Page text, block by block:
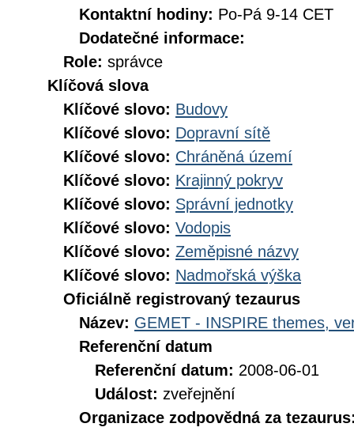
Kontaktní hodiny: Po-Pá 9-14 CET
Dodatečné informace:
Role: správce
Klíčová slova
Klíčové slovo: Budovy
Klíčové slovo: Dopravní sítě
Klíčové slovo: Chráněná území
Klíčové slovo: Krajinný pokryv
Klíčové slovo: Správní jednotky
Klíčové slovo: Vodopis
Klíčové slovo: Zeměpisné názvy
Klíčové slovo: Nadmořská výška
Oficiálně registrovaný tezaurus
Název: GEMET - INSPIRE themes,
Referenční datum
Referenční datum: 2008-06-01
Událost: zveřejnění
Organizace zodpovědná za